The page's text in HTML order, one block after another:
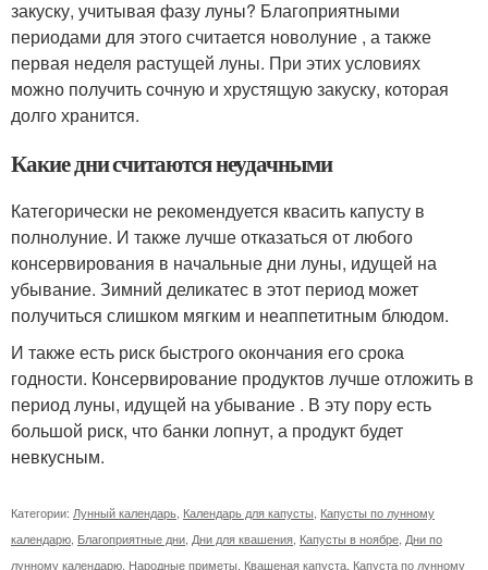
закуску, учитывая фазу луны? Благоприятными
периодами для этого считается новолуние , а также
первая неделя растущей луны. При этих условиях
можно получить сочную и хрустящую закуску, которая
долго хранится.
Какие дни считаются неудачными
Категорически не рекомендуется квасить капусту в
полнолуние. И также лучше отказаться от любого
консервирования в начальные дни луны, идущей на
убывание. Зимний деликатес в этот период может
получиться слишком мягким и неаппетитным блюдом.
И также есть риск быстрого окончания его срока
годности. Консервирование продуктов лучше отложить в
период луны, идущей на убывание . В эту пору есть
большой риск, что банки лопнут, а продукт будет
невкусным.
Категории: Лунный календарь Календарь для капусты Капусты по лунному
календарю Благоприятные дни Дни для квашения Капусты в ноябре Дни по
лунному календарю Народные приметы Квашеная капуста Капуста по лунному